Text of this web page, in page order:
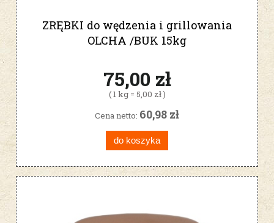
ZRĘBKI do wędzenia i grillowania
OLCHA /BUK 15kg
75,00 zł
( 1 kg = 5,00 zł )
Cena netto: 60,98 zł
do koszyka